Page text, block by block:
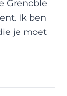
Grenoble
Ik ben
je moet